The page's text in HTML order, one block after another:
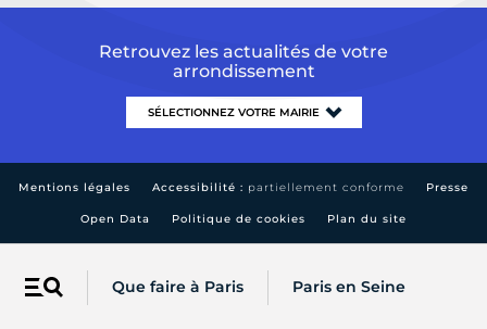
Menu Que faire à Paris Paris en Seine
Retrouvez les actualités de votre
arrondissement
Mentions légales Accessibilité : partiellement conforme Presse
Open Data Politique de cookies Plan du site